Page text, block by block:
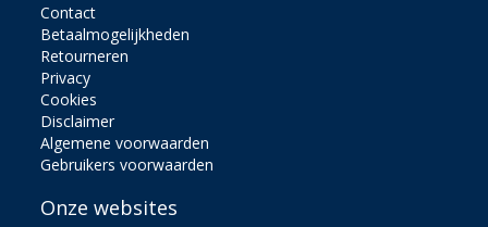
Contact
Betaalmogelijkheden
Retourneren
Privacy
Cookies
Disclaimer
Algemene voorwaarden
Gebruikers voorwaarden
Onze websites